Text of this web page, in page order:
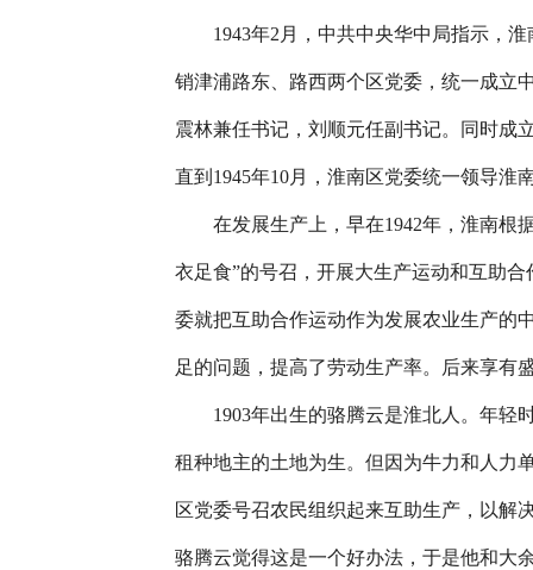
1943年2月，中共中央华中局指示，淮
销津浦路东、路西两个区党委，统一成立
震林兼任书记，刘顺元任副书记。同时成
直到1945年10月，淮南区党委统一领导淮
在发展生产上，早在1942年，淮南根据
衣足食”的号召，开展大生产运动和互助
委就把互助合作运动作为发展农业生产的
足的问题，提高了劳动生产率。后来享有
1903年出生的骆腾云是淮北人。年轻
租种地主的土地为生。但因为牛力和人力
区党委号召农民组织起来互助生产，以解
骆腾云觉得这是一个好办法，于是他和大